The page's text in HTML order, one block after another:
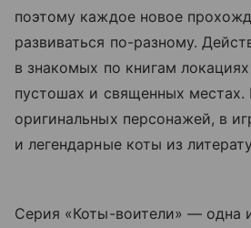
поэтому каждое новое
развиваться по-разному.
в знакомых по книгам
пустошах и священных
оригинальных персонажей, в
и легендарные коты из
Серия «Коты-воители» — одна